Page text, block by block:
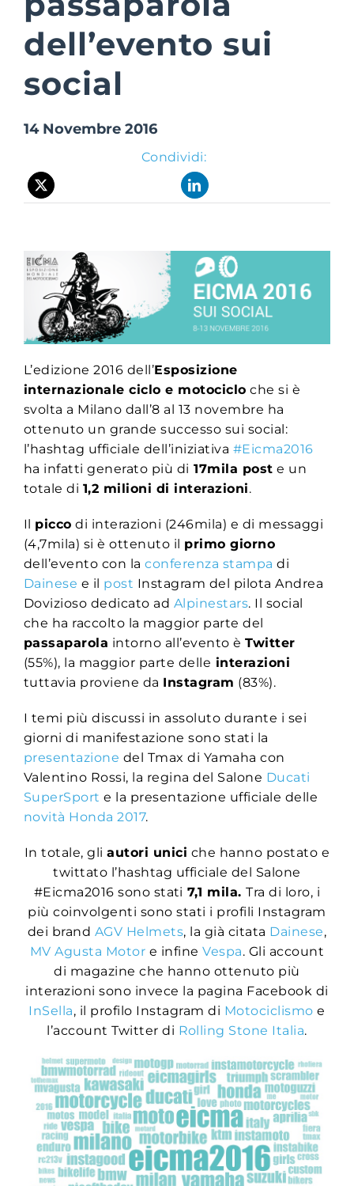
Suite Login
dell’evento sui
social
14 Novembre 2016
Condividi:
L’edizione 2016 dell’Esposizione
internazionale ciclo e motociclo che si è
svolta a Milano dall’8 al 13 novembre ha
ottenuto un grande successo sui social:
l’hashtag ufficiale dell’iniziativa #Eicma2016
ha infatti generato più di 17mila post e un
totale di 1,2 milioni di interazioni.
Il picco di interazioni (246mila) e di messaggi
(4,7mila) si è ottenuto il primo giorno
dell’evento con laconferenza stampa di
Dainese e il post Instagram del pilota Andrea
Dovizioso dedicato ad Alpinestars. Il social
che ha raccolto la maggior parte del
passaparola intorno all’evento èTwitter
(55%), la maggior parte delle interazioni
tuttavia proviene da Instagram (83%).
I temi più discussi in assoluto durante i sei
giorni di manifestazione sono stati la
presentazione del Tmax di Yamaha con
Valentino Rossi, la regina del Salone Ducati
SuperSport e la presentazione ufficiale delle
novità Honda 2017.
In totale, gliautori unici che hanno postato e
twittato l’hashtag ufficiale del Salone
#Eicma2016 sono stati 7,1 mila.Tra di loro, i
più coinvolgenti sono stati i profili Instagram
dei brand AGV Helmets, la già citata Dainese,
MV Agusta Motor e infineVespa. Gli account
di magazine che hanno ottenuto più
interazioni sono invece la pagina Facebook di
InSella, il profilo Instagram di Motociclismo e
l’account Twitter di Rolling Stone Italia.